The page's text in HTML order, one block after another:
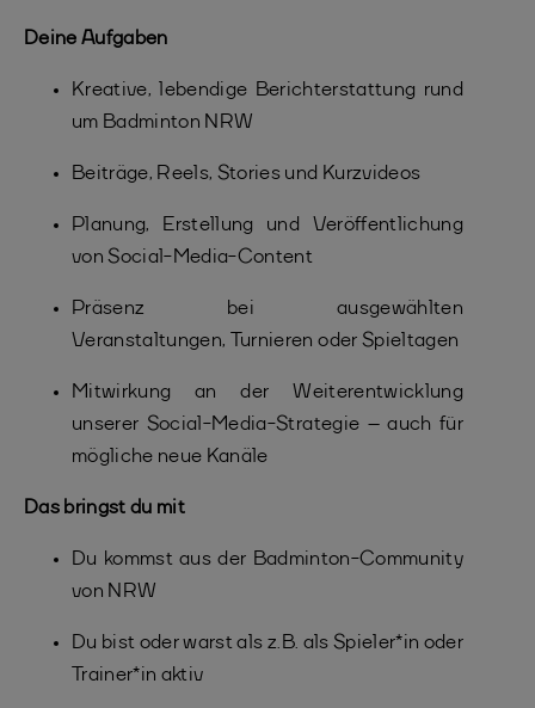
Deine Aufgaben
Kreative, lebendige Berichterstattung rund
um Badminton NRW
Beiträge, Reels, Stories und Kurzvideos
Planung, Erstellung und Veröffentlichung
von Social-Media-Content
Präsenz bei ausgewählten
Veranstaltungen, Turnieren oder Spieltagen
Mitwirkung an der Weiterentwicklung
unserer Social-Media-Strategie – auch für
mögliche neue Kanäle
Das bringst du mit
Du kommst aus der Badminton-Community
von NRW
Du bist oder warst als z.B. als Spieler*in oder
Trainer*in aktiv